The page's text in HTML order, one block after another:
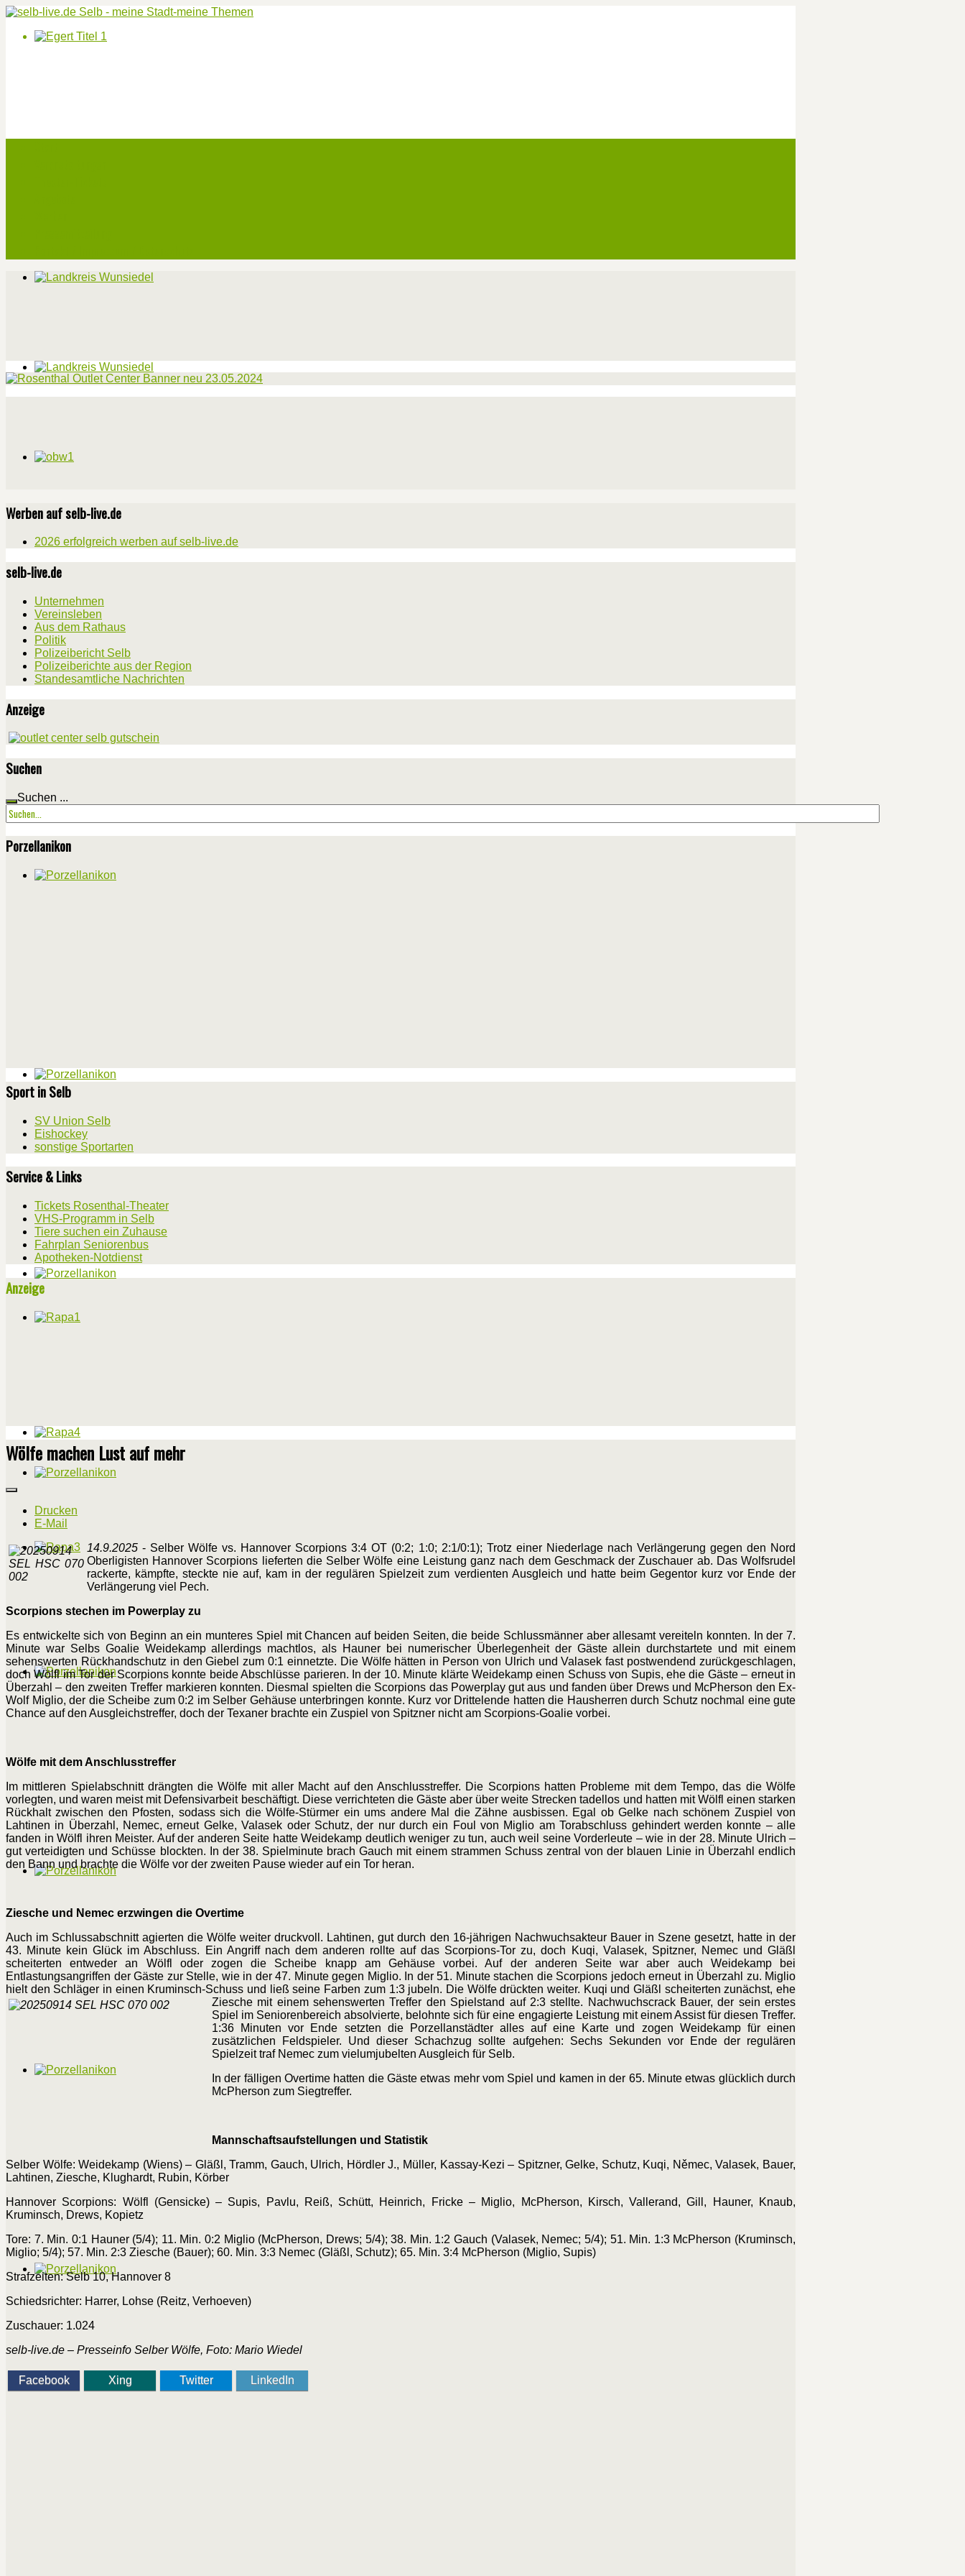
Werben auf selb-live.de
2026 erfolgreich werben auf selb-live.de
selb-live.de
Unternehmen
Vereinsleben
Aus dem Rathaus
Politik
Polizeibericht Selb
Polizeiberichte aus der Region
Standesamtliche Nachrichten
Anzeige
Suchen
Suchen ...
Porzellanikon
Sport in Selb
SV Union Selb
Eishockey
sonstige Sportarten
Service & Links
Tickets Rosenthal-Theater
VHS-Programm in Selb
Tiere suchen ein Zuhause
Fahrplan Seniorenbus
Apotheken-Notdienst
Anzeige
Wölfe machen Lust auf mehr
Drucken
E-Mail
14.9.2025 - Selber Wölfe vs. Hannover Scorpions 3:4 OT (0:2; 1:0; 2:1/0:1); Trotz einer Niederlage nach Verlängerung gegen den Nord
Oberligisten Hannover Scorpions lieferten die Selber Wölfe eine Leistung ganz nach dem Geschmack der Zuschauer ab. Das Wolfsrudel
rackerte, kämpfte, steckte nie auf, kam in der regulären Spielzeit zum verdienten Ausgleich und hatte beim Gegentor kurz vor Ende der
Verlängerung viel Pech.
Scorpions stechen im Powerplay zu
Es entwickelte sich von Beginn an ein munteres Spiel mit Chancen auf beiden Seiten, die beide Schlussmänner aber allesamt vereiteln konnten. In der 7.
Minute war Selbs Goalie Weidekamp allerdings machtlos, als Hauner bei numerischer Überlegenheit der Gäste allein durchstartete und mit einem
sehenswerten Rückhandschutz in den Giebel zum 0:1 einnetzte. Die Wölfe hätten in Person von Ulrich und Valasek fast postwendend zurückgeschlagen,
doch Wölfl im Tor der Scorpions konnte beide Abschlüsse parieren. In der 10. Minute klärte Weidekamp einen Schuss von Supis, ehe die Gäste – erneut in
Überzahl – den zweiten Treffer markieren konnten. Diesmal spielten die Scorpions das Powerplay gut aus und fanden über Drews und McPherson den Ex-
Wolf Miglio, der die Scheibe zum 0:2 im Selber Gehäuse unterbringen konnte. Kurz vor Drittelende hatten die Hausherren durch Schutz nochmal eine gute
Chance auf den Ausgleichstreffer, doch der Texaner brachte ein Zuspiel von Spitzner nicht am Scorpions-Goalie vorbei.
Wölfe mit dem Anschlusstreffer
Im mittleren Spielabschnitt drängten die Wölfe mit aller Macht auf den Anschlusstreffer. Die Scorpions hatten Probleme mit dem Tempo, das die Wölfe
vorlegten, und waren meist mit Defensivarbeit beschäftigt. Diese verrichteten die Gäste aber über weite Strecken tadellos und hatten mit Wölfl einen starken
Rückhalt zwischen den Pfosten, sodass sich die Wölfe-Stürmer ein ums andere Mal die Zähne ausbissen. Egal ob Gelke nach schönem Zuspiel von
Lahtinen in Überzahl, Nemec, erneut Gelke, Valasek oder Schutz, der nur durch ein Foul von Miglio am Torabschluss gehindert werden konnte – alle
fanden in Wölfl ihren Meister. Auf der anderen Seite hatte Weidekamp deutlich weniger zu tun, auch weil seine Vorderleute – wie in der 28. Minute Ulrich –
gut verteidigten und Schüsse blockten. In der 38. Spielminute brach Gauch mit einem strammen Schuss zentral von der blauen Linie in Überzahl endlich
den Bann und brachte die Wölfe vor der zweiten Pause wieder auf ein Tor heran.
Ziesche und Nemec erzwingen die Overtime
Auch im Schlussabschnitt agierten die Wölfe weiter druckvoll. Lahtinen, gut durch den 16-jährigen Nachwuchsakteur Bauer in Szene gesetzt, hatte in der
43. Minute kein Glück im Abschluss. Ein Angriff nach dem anderen rollte auf das Scorpions-Tor zu, doch Kuqi, Valasek, Spitzner, Nemec und Gläßl
scheiterten entweder an Wölfl oder zogen die Scheibe knapp am Gehäuse vorbei. Auf der anderen Seite war aber auch Weidekamp bei
Entlastungsangriffen der Gäste zur Stelle, wie in der 47. Minute gegen Miglio. In der 51. Minute stachen die Scorpions jedoch erneut in Überzahl zu. Miglio
hielt den Schläger in einen Kruminsch-Schuss und ließ seine Farben zum 1:3 jubeln. Die Wölfe drückten weiter. Kuqi und Gläßl scheiterten zunächst, ehe
Ziesche mit einem sehenswerten Treffer den Spielstand auf 2:3 stellte. Nachwuchscrack Bauer, der sein erstes
Spiel im Seniorenbereich absolvierte, belohnte sich für eine engagierte Leistung mit einem Assist für diesen Treffer.
1:36 Minuten vor Ende setzten die Porzellanstädter alles auf eine Karte und zogen Weidekamp für einen
zusätzlichen Feldspieler. Und dieser Schachzug sollte aufgehen: Sechs Sekunden vor Ende der regulären
Spielzeit traf Nemec zum vielumjubelten Ausgleich für Selb.
In der fälligen Overtime hatten die Gäste etwas mehr vom Spiel und kamen in der 65. Minute etwas glücklich durch
McPherson zum Siegtreffer.
Mannschaftsaufstellungen und Statistik
Selber Wölfe: Weidekamp (Wiens) – Gläßl, Tramm, Gauch, Ulrich, Hördler J., Müller, Kassay-Kezi – Spitzner, Gelke, Schutz, Kuqi, Němec, Valasek, Bauer,
Lahtinen, Ziesche, Klughardt, Rubin, Körber
Hannover Scorpions: Wölfl (Gensicke) – Supis, Pavlu, Reiß, Schütt, Heinrich, Fricke – Miglio, McPherson, Kirsch, Vallerand, Gill, Hauner, Knaub,
Kruminsch, Drews, Kopietz
Tore: 7. Min. 0:1 Hauner (5/4); 11. Min. 0:2 Miglio (McPherson, Drews; 5/4); 38. Min. 1:2 Gauch (Valasek, Nemec; 5/4); 51. Min. 1:3 McPherson (Kruminsch,
Miglio; 5/4); 57. Min. 2:3 Ziesche (Bauer); 60. Min. 3:3 Nemec (Gläßl, Schutz); 65. Min. 3:4 McPherson (Miglio, Supis)
Strafzeiten: Selb 10, Hannover 8
Schiedsrichter: Harrer, Lohse (Reitz, Verhoeven)
Zuschauer: 1.024
selb-live.de – Presseinfo Selber Wölfe, Foto: Mario Wiedel
Facebook Xing Twitter LinkedIn